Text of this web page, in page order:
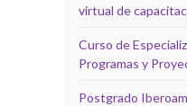
virtual de
Curso de
Programas y
Postgrado